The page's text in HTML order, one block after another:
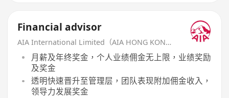
Financial advisor
AIA International Limited（AIA HONG KONG）
月薪及年终奖金，个人业绩佣金无上限，业绩奖励
及奖金
透明快速晋升至管理层，团队表现附加佣金收入，
领导力发展奖金